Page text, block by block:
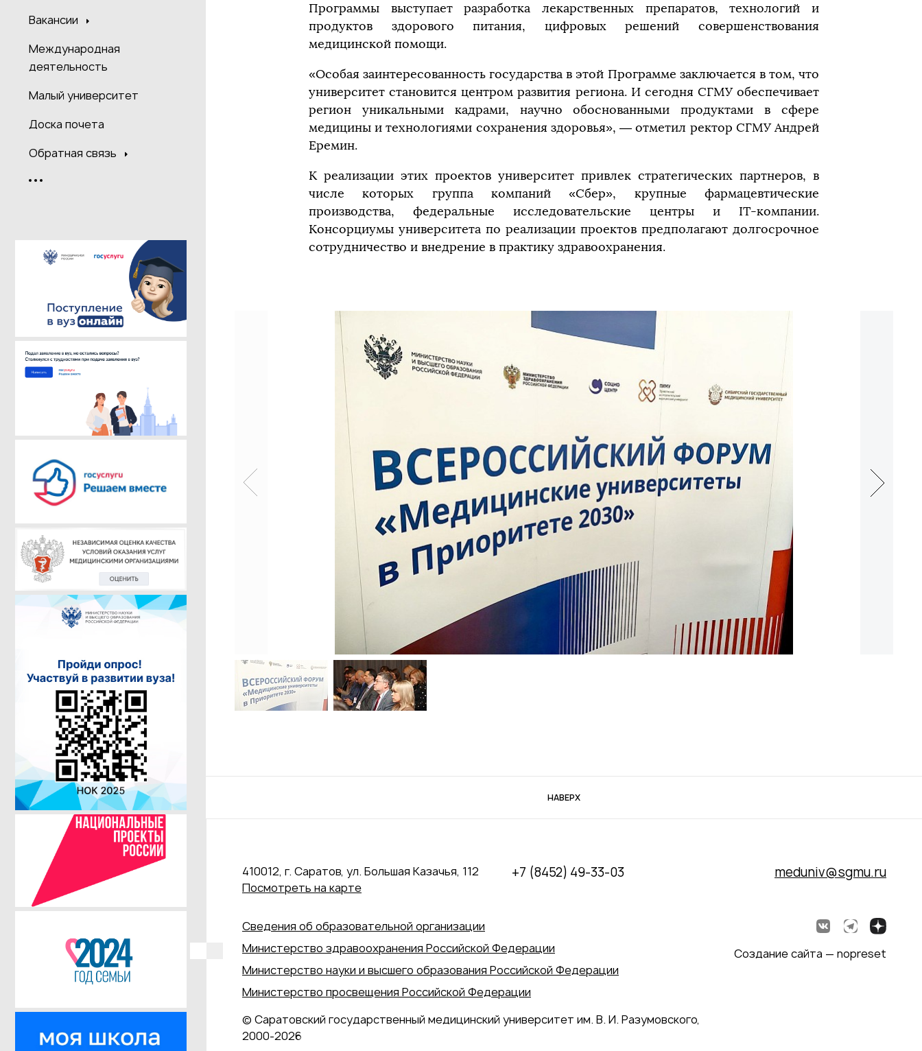
Вакансии
Международная
деятельность
Малый университет
Доска почета
Обратная связь
Программы выступает разработка лекарственных препаратов, технологий и
продуктов здорового питания, цифровых решений совершенствования
медицинской помощи.
«Особая заинтересованность государства в этой Программе заключается в том, что
университет становится центром развития региона. И сегодня СГМУ обеспечивает
регион уникальными кадрами, научно обоснованными продуктами в сфере
медицины и технологиями сохранения здоровья», — отметил ректор СГМУ Андрей
Еремин.
К реализации этих проектов университет привлек стратегических партнеров, в
числе которых группа компаний «Сбер», крупные фармацевтические
производства, федеральные исследовательские центры и IT-компании.
Консорциумы университета по реализации проектов предполагают долгосрочное
сотрудничество и внедрение в практику здравоохранения.
НАВЕРХ
410012, г. Саратов, ул. Большая Казачья, 112
Посмотреть на карте
+7 (8452) 49-33-03 meduniv@sgmu.ru
Сведения об образовательной организации
Министерство здравоохранения Российской Федерации
Министерство науки и высшего образования Российской Федерации
Министерство просвещения Российской Федерации
© Саратовский государственный медицинский университет им. В. И. Разумовского,
2000‑2026
Создание сайта — nopreset